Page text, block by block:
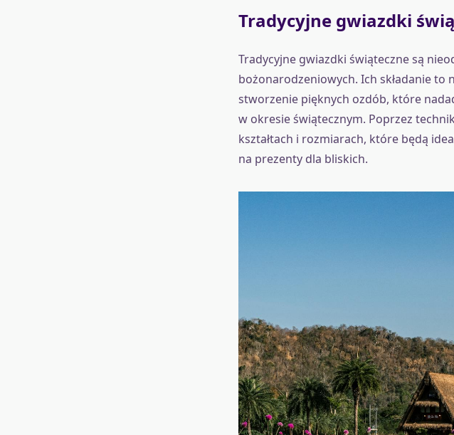
Tradycyjne gwiazdki
Tradycyjne gwiazdki świąteczne są
bożonarodzeniowych. Ich składanie to
stworzenie pięknych ozdób, które
w okresie świątecznym. Poprzez
kształtach i rozmiarach, które będą
na prezenty dla bliskich.